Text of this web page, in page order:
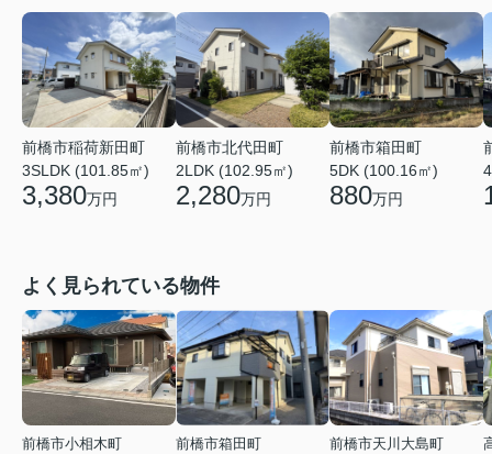
前橋市稲荷新田町
3SLDK (101.85㎡)
3,380万円
前橋市北代田町
2LDK (102.95㎡)
2,280万円
前橋市箱田町
5DK (100.16㎡)
880万円
よく見られている物件
前橋市小相木町
前橋市箱田町
前橋市天川大島町